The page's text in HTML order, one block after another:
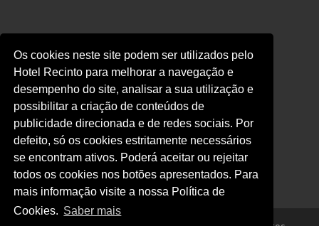
Os cookies neste site podem ser utilizados pelo
Hotel Recinto para melhorar a navegação e
desempenho do site, analisar a sua utilização e
possibilitar a criação de conteúdos de
publicidade direcionada e de redes sociais. Por
defeito, só os cookies estritamente necessários
se encontram ativos. Poderá aceitar ou rejeitar
todos os cookies nos botões apresentados. Para
mais informação visite a nossa Política de
Cookies. Saber mais
+351 249 530 610
Chamada para a rede fixa nacional
+351 249 530 619
info@hotelrecinto.com
Rua de Santa Ana, 147
2495-425 Fátima Portugal